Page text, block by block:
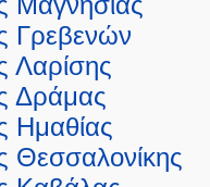
Γρεβενών
Λαρίσης
Δράμας
Ημαθίας
Θεσσαλονίκης